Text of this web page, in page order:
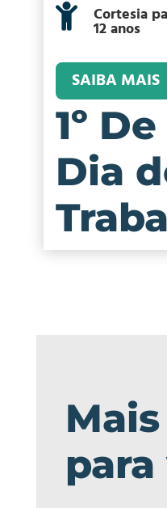
 Cortesia
12 anos
SAIBA MAIS
1º
Dia